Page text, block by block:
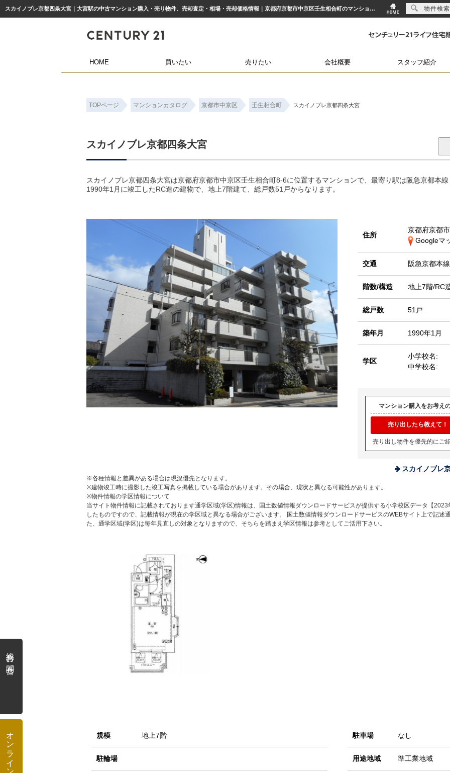
スカイノブレ京都四条大宮｜大宮駅の中古マンション購入・売り物件、売却査定・相場・売却価格情報｜京都府京都市中京区壬生相合町のマンション情報｜センチュリー21ライフ住宅販売
HOME 買いたい 売りたい 会社概要 スタッフ紹介
TOPページ マンションカタログ 京都市中京区 壬生相合町 スカイノブレ京都四条大宮
スカイノブレ京都四条大宮
スカイノブレ京都四条大宮は京都府京都市中京区壬生相合町8-6に位置するマンションで、最寄り駅は阪急京都本線
1990年1月に竣工したRC造の建物で、地上7階建て、総戸数51戸からなります。
住所
京都府京都
Googleマ
交通 阪急京都本線
階数/構造 地上7階/RC
総戸数 51戸
築年月 1990年1月
学区
小学校名:
中学校名:
マンション購入をお考え
売り出したら教えて！
売り出し物件を優先的にご
スカイノブレ
※各種情報と差異がある場合は現況優先となります。
※建物竣工時に撮影した竣工写真を掲載している場合があります。その場合、現状と異なる可能性があります。
※物件情報の学区情報について
当サイト物件情報に記載されております通学区域(学区)情報は、国土数値情報ダウンロードサービスが提供する小学校区データ【
したものですので、記載情報が現在の学区域と異なる場合がございます。 国土数値情報ダウンロードサービスのWEBサイト上で記述
た、通学区域(学区)は毎年見直しの対象となりますので、そちらを踏まえ学区情報は参考としてご活用下さい。
規模 地上7階
駐輪場
駐車場 なし
用途地域 準工業地域
総合お問合せ
オンライン相談
物件検索